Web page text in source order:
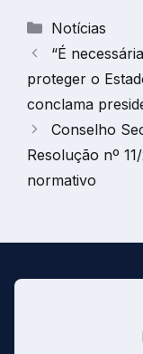
Categorias
Notícias
“É
proteger o
conclama
Conselho
Resolução nº
normativo